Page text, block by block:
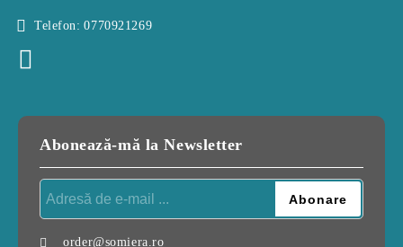
Telefon: 0770921269
Abonează-mă la Newsletter
order@somiera.ro